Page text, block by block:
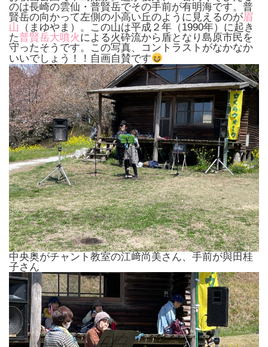
のは長崎の雲仙・普賢岳でその手前が有明海です。普
賢岳の向かって左側の小高い丘のように見えるのが眉
山
（まゆやま）。この山は平成２年（1990年）に起き
た普賢岳大噴火による火砕流から盾となり島原市民を
守ったそうです。この写真、コントラストがなかなか
いいでしょう！！自画自賛です
中央奥がチャント教室の江﨑尚美さん、手前が與田桂
子さん